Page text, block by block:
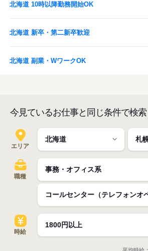
北海道 10時以降勤務開始OK
北海道 新卒・第二新卒歓迎
北海道 副業・WワークOK
今見ているお仕事と同じ条件で検索
エリア
職種
時給